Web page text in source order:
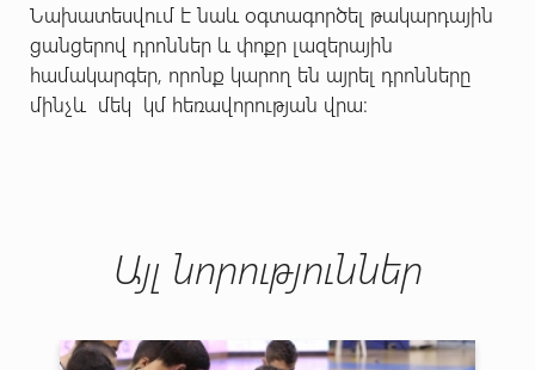
Նախատեսվում է նաև օգտագործել թակարդային
ցանցերով դրոններ և փոքր լազերային
համակարգեր, որոնք կարող են այրել դրոնները
մինչև մեկ կմ հեռավորության վրա։
Այլ նորություններ